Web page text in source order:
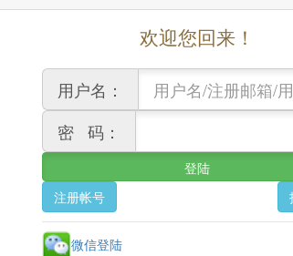
欢迎您回来！
用户名：
密 码：
微信登陆